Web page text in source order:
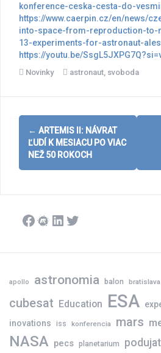
konference-ceska-cesta-do-
https://www.caerpin.cz/en/news/
into-space-from-reproduction-to-
13-experiments-for-astronaut-
https://youtu.be/
Novinky astronaut, svoboda
Post
navigation
← ARTEMIS II: NÁVRAT
ĽUDÍ K MESIACU PO VIAC
NEŽ 50 ROKOCH
Facebook
Meetup
LinkedIn
Twitter
apollo astronomia balon bratislava
cubesat Education ESA
inovations iss konferencia mars
NASA pecs planetarium